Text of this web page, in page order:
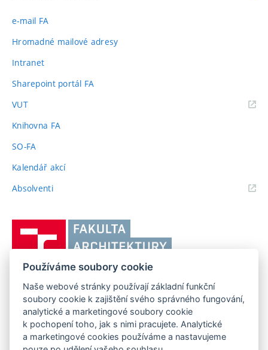
e-mail FA
Hromadné mailové adresy
Intranet
Sharepoint portál FA
VUT(externí
Knihovna FA
SO-FA
Kalendář akcí
Absolventi(externí
Brně,
Fakulta
architektury
FAKULTA ARCHITEKTURY VUT V BRNĚ
Poříčí 273/5, 639 00 Brno
Telefon: 54114 6600
www.fa.vutbr.cz
info@fa.vutbr.cz
Používáme soubory cookie
Naše webové stránky používají základní funkční
soubory cookie k zajištění svého správného fungování,
analytické a marketingové soubory cookie
k pochopení toho, jak s nimi pracujete. Analytické
a marketingové cookies používáme a nastavujeme